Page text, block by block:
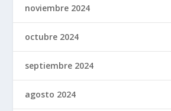
noviembre 2024
octubre 2024
septiembre 2024
agosto 2024